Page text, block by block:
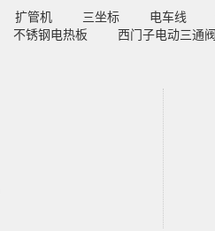
扩管机 三坐标 电车线
不锈钢电热板 西门子电动三通阀